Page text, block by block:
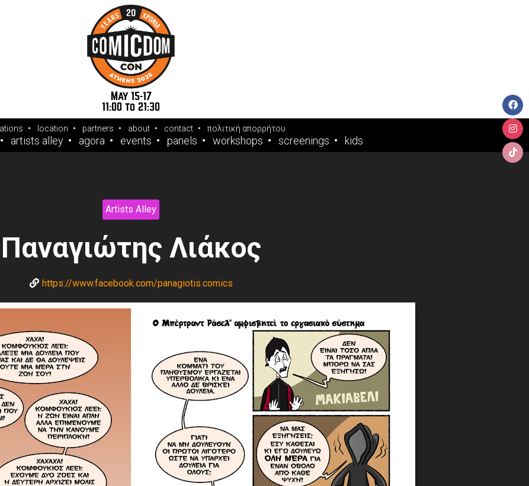
May 15-17
11:00 to 21:30
location partners about contact πολιτική απορρήτου
artists alley agora events panels workshops screenings kids
Artists Alley
Παναγιώτης Λιάκος
https://www.facebook.com/panagiotis.comics